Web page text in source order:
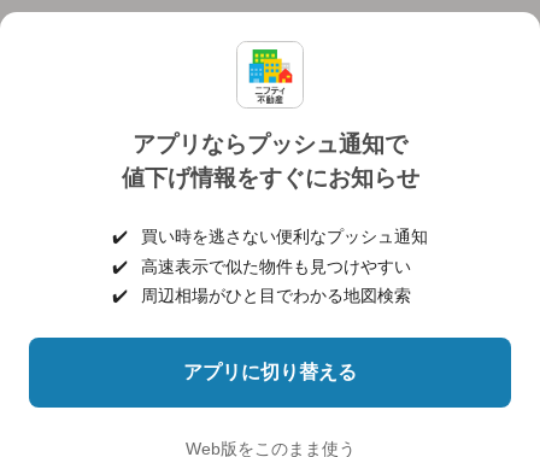
アプリならプッシュ通知で
値下げ情報をすぐにお知らせ
✔️
買い時を逃さない便利なプッシュ通知
✔️
高速表示で似た物件も見つけやすい
✔️
周辺相場がひと目でわかる地図検索
アプリに切り替える
Web版をこのまま使う
個人情報保護ポリシー 利用規約
ヘルプ・お問い合わせ 採用情報
©NIFTY Lifestyle Co., Ltd.